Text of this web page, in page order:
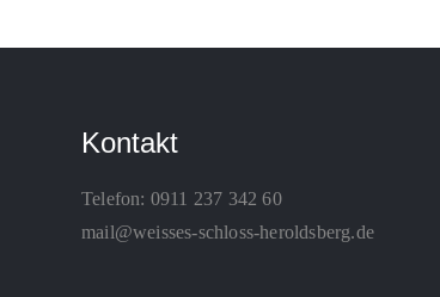
Kontakt
Telefon: 0911 237 342 60
mail@weisses-schloss-heroldsberg.de